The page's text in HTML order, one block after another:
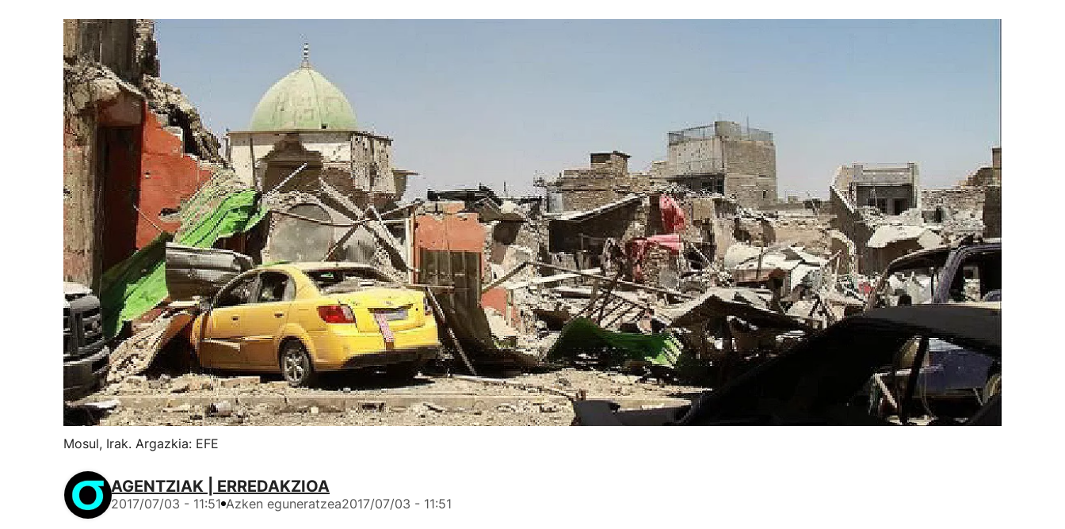
Mosul, Irak. Argazkia: EFE
AGENTZIAK | ERREDAKZIOA
2017/07/03 - 11:51 Azken eguneratzea2017/07/03 - 11:51